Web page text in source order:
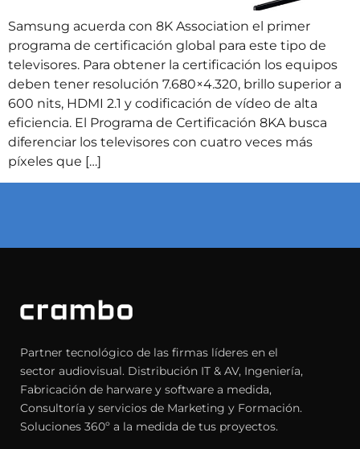
Samsung acuerda con 8K Association el primer
programa de certificación global para este tipo de
televisores. Para obtener la certificación los equipos
deben tener resolución 7.680×4.320, brillo superior a
600 nits, HDMI 2.1 y codificación de vídeo de alta
eficiencia. El Programa de Certificación 8KA busca
diferenciar los televisores con cuatro veces más
píxeles que […]
Partner tecnológico de las firmas líderes en el
sector audiovisual. Distribución IT & AV, Ingeniería,
Fabricación de harware y software a medida,
Consultoría y servicios de Marketing y Formación.
Soluciones 360º a la medida de tus proyectos.